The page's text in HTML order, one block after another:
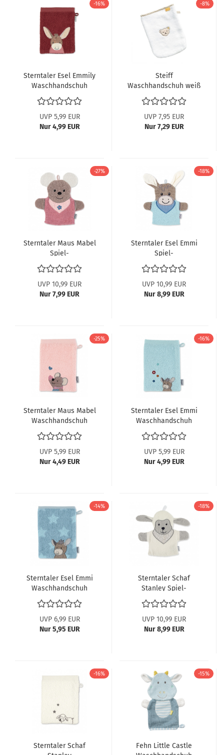
-16%
Sterntaler Esel Emmily
Waschhandschuh
7202107
UVP 5,99 EUR
Nur 4,99 EUR
-8%
Steiff
Waschhandschuh weiß
UVP 7,95 EUR
Nur 7,29 EUR
-27%
Sterntaler Maus Mabel
Spiel-
Waschhandschuh
7222001 ABV
UVP 10,99 EUR
Nur 7,99 EUR
-18%
Sterntaler Esel Emmi
Spiel-
Waschhandschuh
7222000
UVP 10,99 EUR
Nur 8,99 EUR
-25%
Sterntaler Maus Mabel
Waschhandschuh
7202071 ABV
UVP 5,99 EUR
Nur 4,49 EUR
-16%
Sterntaler Esel Emmi
Waschhandschuh
7202070
UVP 5,99 EUR
Nur 4,99 EUR
-14%
Sterntaler Esel Emmi
Waschhandschuh
Sterne 7202000
UVP 6,99 EUR
Nur 5,95 EUR
-18%
Sterntaler Schaf
Stanley Spiel-
Waschhandschuh
7221968 ABV
UVP 10,99 EUR
Nur 8,99 EUR
-16%
Sterntaler Schaf
-15%
Fehn Little Castle